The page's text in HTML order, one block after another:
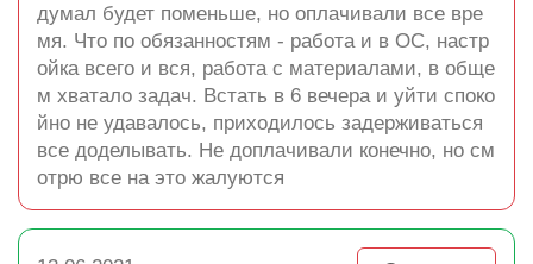
думал будет поменьше, но оплачивали все вре
мя. Что по обязанностям - работа и в ОС, настр
ойка всего и вся, работа с материалами, в обще
м хватало задач. Встать в 6 вечера и уйти споко
йно не удавалось, приходилось задерживаться
все доделывать. Не доплачивали конечно, но см
отрю все на это жалуются